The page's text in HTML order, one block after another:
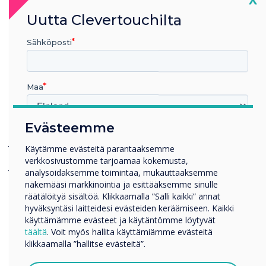
workplace. Our core belief is that technology
should run seamlessly and help you exceed your
goals in a more efficient way.”
See our new experience centre at:
Jebel Ali, Dubai
Book a Demo
Evästeemme
Käytämme evästeitä parantaaksemme
verkkosivustomme tarjoamaa kokemusta,
analysoidaksemme toimintaa, mukauttaaksemme
näkemääsi markkinointia ja esittääksemme sinulle
räätälöityä sisältöä. Klikkaamalla ”Salli kaikki” annat
hyväksyntäsi laitteidesi evästeiden keräämiseen. Kaikki
käyttämämme evästeet ja käytäntömme löytyvät
täältä. Voit myös hallita käyttämiämme evästeitä
klikkaamalla ”hallitse evästeitä”.
Uutta Clevertouchilta
Sähköposti
Maa
Millä toimialalla työskentelet
Koulutus
Yritys
Muut
Yrityksen nimi
Haluamme ottaa sinuun yhteyttä tuotteistamme ja
palveluistamme sähköpostitse, puhelimitse tai postitse.